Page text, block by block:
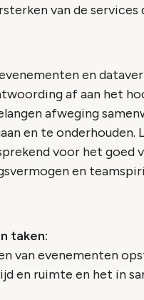
van de
en
af aan het
afweging
en te
voor het goed
en
taken:
van evenementen
en ruimte en het in